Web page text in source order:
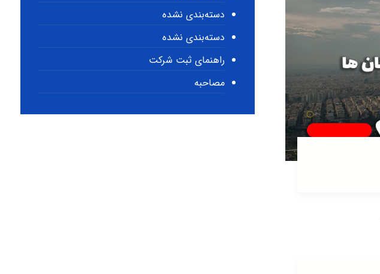
دسته‌بندی نشده
دسته‌بندی نشده
راهنمای ثبت شرکت
مصاحبه